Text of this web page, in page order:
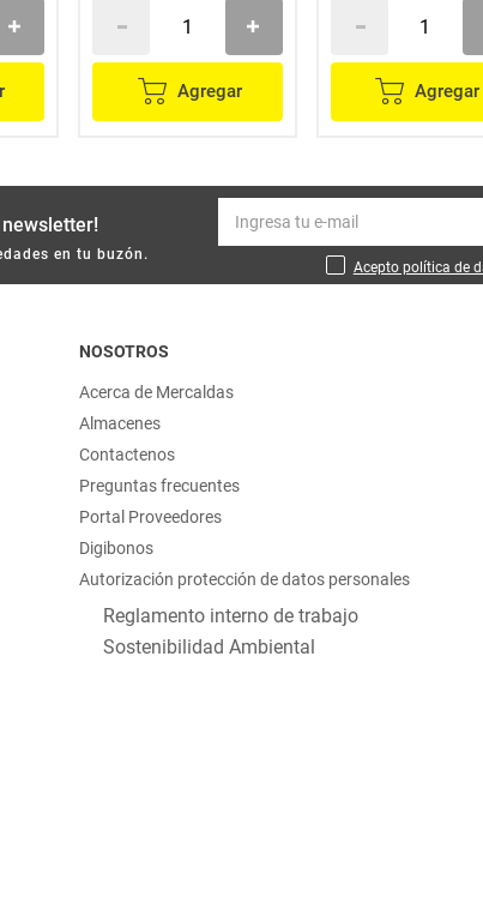
Agregar Agregar
newsletter!
en tu buzón.
Acepto política de
NOSOTROS
Acerca de Mercaldas
Almacenes
Contactenos
Preguntas frecuentes
Portal Proveedores
Digibonos
Autorización protección de datos personales
Reglamento interno de trabajo
Sostenibilidad Ambiental